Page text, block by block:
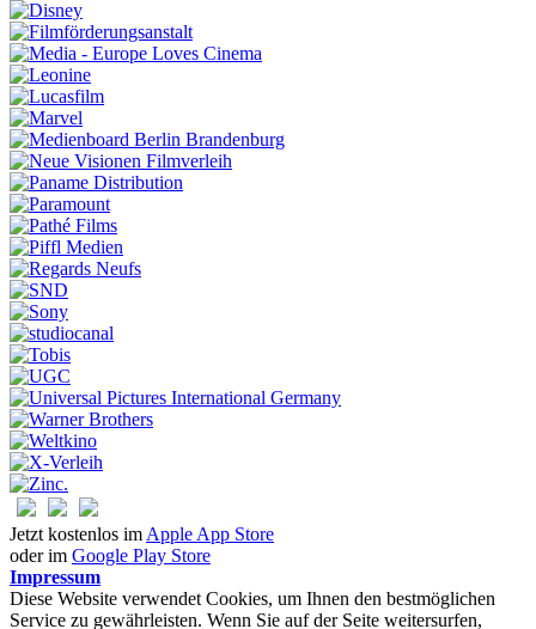
Jetzt kostenlos im Apple App Store
oder im Google Play Store
Impressum
Diese Website verwendet Cookies, um Ihnen den bestmöglichen
Service zu gewährleisten. Wenn Sie auf der Seite weitersurfen,